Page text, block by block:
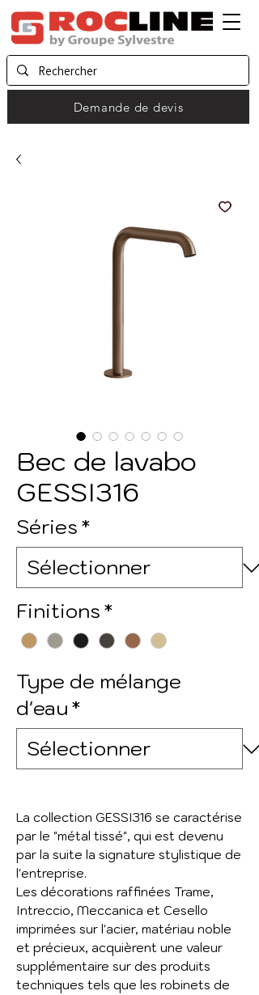
Demande de devis
Bec de lavabo
GESSI316
Séries*
Finitions*
Type de mélange
d'eau*
La collection GESSI316 se caractérise
par le "métal tissé", qui est devenu
par la suite la signature stylistique de
l'entreprise.
Les décorations raffinées Trame,
Intreccio, Meccanica et Cesello
imprimées sur l'acier, matériau noble
et précieux, acquièrent une valeur
supplémentaire sur des produits
techniques tels que les robinets de